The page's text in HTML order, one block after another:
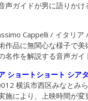
声ガイドが男に語りかけ
Cappelli / イタリ
作品に無関心な様子で
名作を解説する音声ガイ
ショートショート シアタ
横浜市西区みなとみ
施により、上映時間が